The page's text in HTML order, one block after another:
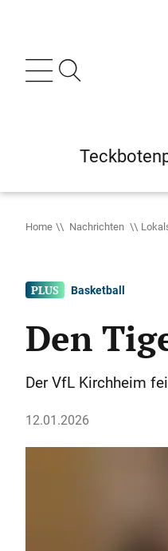
Home Nachrichten
Basketball
Den
Der VfL Kirchheim
12.01.2026